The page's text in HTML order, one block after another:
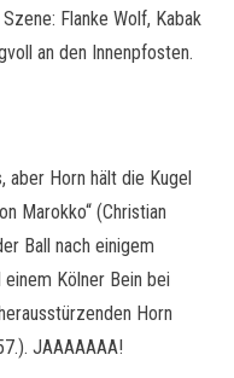
Flanke Wolf, Kabak
an den Innenpfosten.
aber Horn hält die Kugel
Marokko“ (Christian
Ball nach einigem
einem Kölner Bein bei
Horn
JAAAAAAA!